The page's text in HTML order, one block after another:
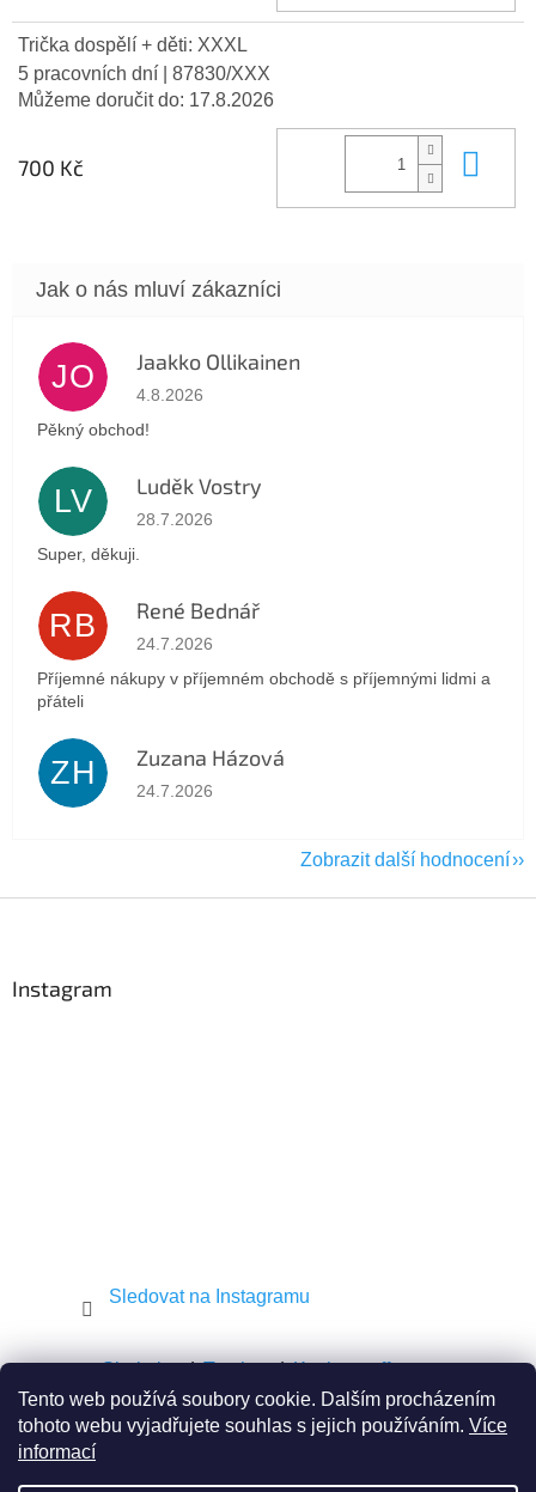
Tento web používá soubory cookie. Dalším procházením
tohoto webu vyjadřujete souhlas s jejich používáním. Více
informací
Trička dospělí + děti: XXXL
5 pracovních dní
| 87830/XXX
Můžeme doručit do: 17.8.2026
700 Kč
JO Jaakko Ollikainen
Hodnocení obchodu je 5 z 5 hvězdiček.
4.8.2026
Pěkný obchod!
LV Luděk Vostry
Hodnocení obchodu je 5 z 5 hvězdiček.
28.7.2026
Super, děkuji.
RB René Bednář
Hodnocení obchodu je 5 z 5 hvězdiček.
24.7.2026
Příjemné nákupy v příjemném obchodě s příjemnými lidmi a
přáteli
ZH Zuzana Házová
Hodnocení obchodu je 5 z 5 hvězdiček.
24.7.2026
Zobrazit další hodnocení
Instagram
Sledovat na Instagramu
Shekel.cz Torah.cz Kosher-coffee.cz